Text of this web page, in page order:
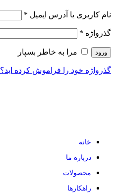
نام کاربری یا آدرس ایمیل *
گذرواژه *
ورود مرا به خاطر بسپار
گذرواژه خود را فراموش کرده اید؟
خانه
درباره ما
محصولات
راهکارها